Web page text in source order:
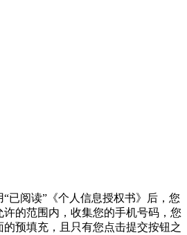
已阅读”《个人信息授权书》后，您
许的范围内，收集您的手机号码，您
预填充，且只有您点击提交按钮之